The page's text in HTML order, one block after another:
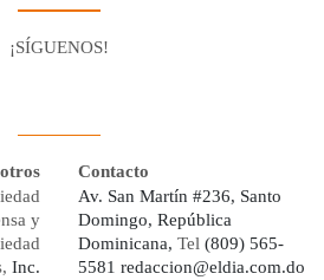
¡SÍGUENOS!
y
Inc.
Contacto
Av. San Martín #236, Santo
Domingo, República
Dominicana, Tel (809) 565-
5581 redaccion@eldia.com.do